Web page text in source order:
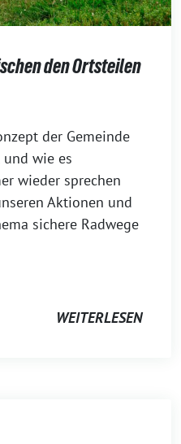
den Ortsteilen
der Gemeinde
wie es
wieder sprechen
Aktionen und
sichere Radwege
WEITERLESEN